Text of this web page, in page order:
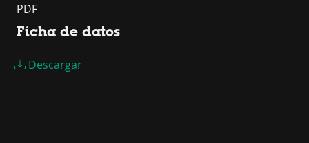
PDF
Ficha de datos
Descargar